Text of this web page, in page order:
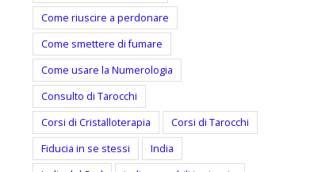
Come riuscire a perdonare
Come smettere di fumare
Come usare la Numerologia
Consulto di Tarocchi
Corsi di Cristalloterapia
Corsi di Tarocchi
Fiducia in se stessi
India